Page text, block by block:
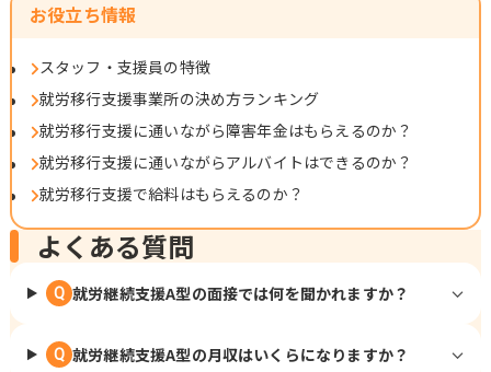
お役立ち情報
スタッフ・支援員の特徴
就労移行支援事業所の決め方ランキング
就労移行支援に通いながら障害年金はもらえるのか？
就労移行支援に通いながらアルバイトはできるのか？
就労移行支援で給料はもらえるのか？
よくある質問
Q 就労継続支援A型の面接では何を聞かれますか？
Q 就労継続支援A型の月収はいくらになりますか？